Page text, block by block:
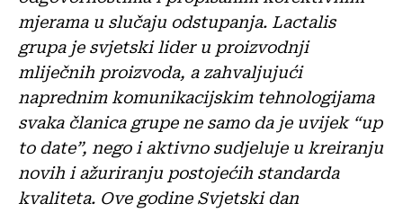
mjerama u slučaju odstupanja. Lactalis
grupa je svjetski lider u proizvodnji
mliječnih proizvoda, a zahvaljujući
naprednim komunikacijskim tehnologijama
svaka članica grupe ne samo da je uvijek “up
to date”, nego i aktivno sudjeluje u kreiranju
novih i ažuriranju postojećih standarda
kvaliteta. Ove godine Svjetski dan